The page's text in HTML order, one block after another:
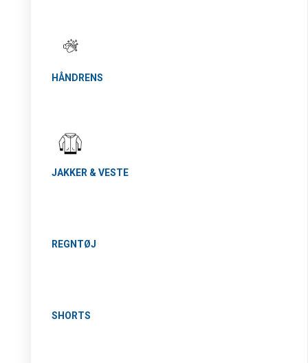
HÅNDRENS
JAKKER & VESTE
REGNTØJ
SHORTS